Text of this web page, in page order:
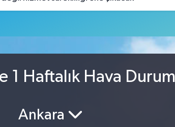
1 Haftalık Hava
Ankara